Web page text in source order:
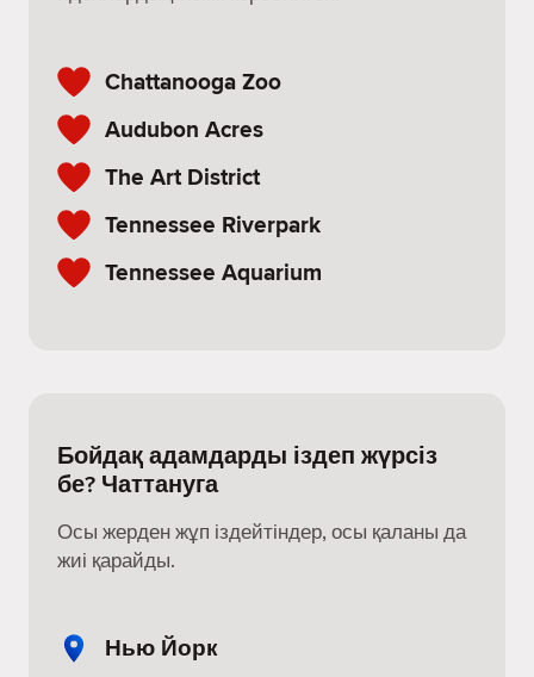
Chattanooga Zoo
Audubon Acres
The Art District
Tennessee Riverpark
Tennessee Aquarium
Бойдақ адамдарды іздеп жүрсіз
бе? Чаттануга
Осы жерден жұп іздейтіндер, осы қаланы да
жиі қарайды.
Нью Йорк